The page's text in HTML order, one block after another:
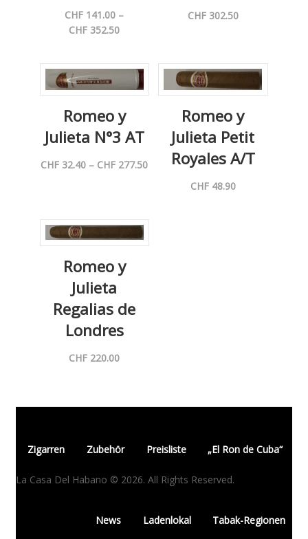
CHF 141.00 –
CHF 352.50Preisspanne:
CHF 352.50
CHF302.50
Romeo y
Julieta N°3 AT
CHF 32.40 – CHF 277.50Preisspanne:
Romeo y
Julieta Petit
Royales A/T
CHF48.90
Romeo y
Julieta
Regalias de
Londres
CHF 220.00
Zigarren Zubehör Preisliste „El Ron de Cuba“
La Casa Del Habano © 2026. All Rights Reserved.
News Ladenlokal Tabak-Regionen